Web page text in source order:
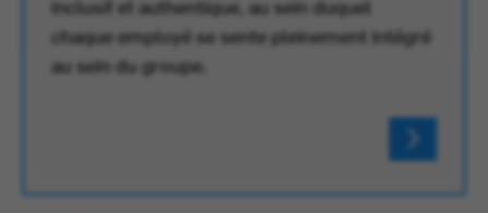
inclusif et authentique, au sein duquel
chaque employé se sente pleinement intégré
au sein du groupe.